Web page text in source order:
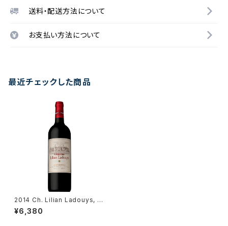
送料・配送方法について
お支払い方法について
最近チェックした商品
2014 Ch. Lilian Ladouys, S
aint-Estephe
¥6,380